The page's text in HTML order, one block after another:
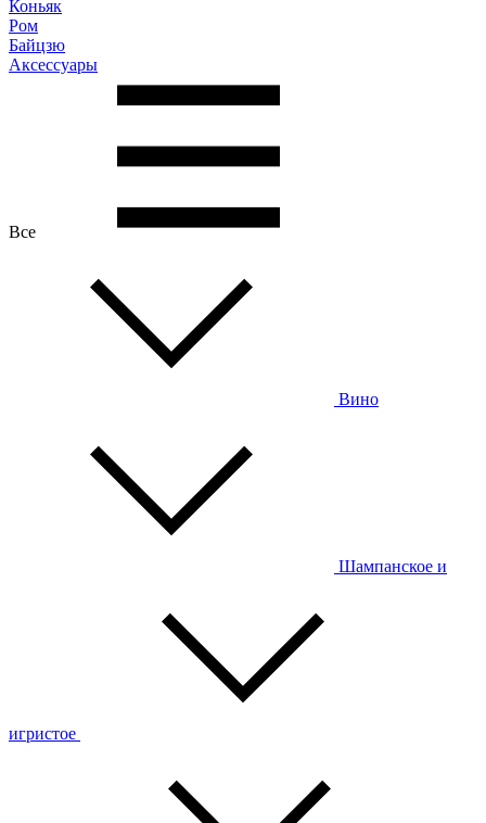
Коньяк
Ром
Байцзю
Аксессуары
Все
Вино
Шампанское и
игристое